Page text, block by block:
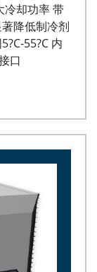
冷却功率 带
降低制冷剂
55?C 内
口